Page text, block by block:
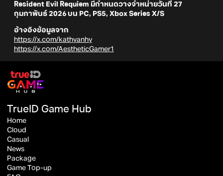
Resident Evil Requiem มีกำหนดวางจำหน่ายวันที่ 27
กุมภาพันธ์ 2026 บน PC, PS5, Xbox Series X/S
อ้างอิงข้อมูลจาก
https://x.com/kathyanhy
https://x.com/AestheticGamer1
TrueID Game Hub
Home
Cloud
Casual
News
Package
Game Top-up